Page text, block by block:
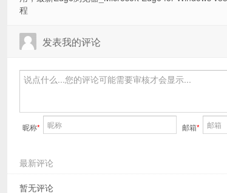
程
发表我的评论
昵称* 邮箱*
最新评论
暂无评论